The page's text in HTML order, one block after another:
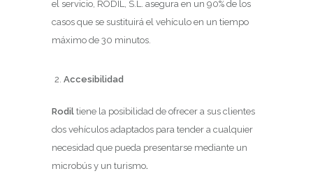
el servicio, RODIL, S.L. asegura en un 90% de los
casos que se sustituirá el vehículo en un tiempo
máximo de 30 minutos.
Accesibilidad
Rodil tiene la posibilidad de ofrecer a sus clientes
dos vehículos adaptados para tender a cualquier
necesidad que pueda presentarse mediante un
microbús y un turismo.